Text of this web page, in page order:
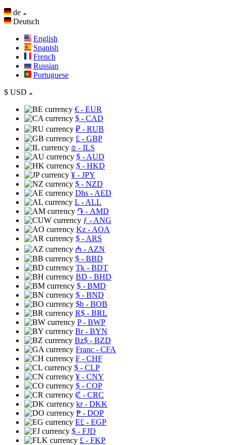
de
Deutsch
English
Spanish
French
Russian
Portuguese
$ USD
€ - EUR
$ - CAD
₽ - RUB
£ - GBP
₪ - ILS
$ - AUD
$ - HKD
¥ - JPY
$ - NZD
Dhs - AED
L - ALL
֏ - AMD
ƒ - ANG
Kz - AOA
$ - ARS
₼ - AZN
$ - BBD
Tk - BDT
BD - BHD
$ - BMD
$ - BND
$b - BOB
R$ - BRL
P- BWP
Br- BYN
Bz$ - BZD
Franc - CFA
₣ - CHF
$ - CLP
¥ - CNY
$ - COP
₡ - CRC
kr- DKK
₱ - DOP
E£ - EGP
$ - FJD
£ - FKP